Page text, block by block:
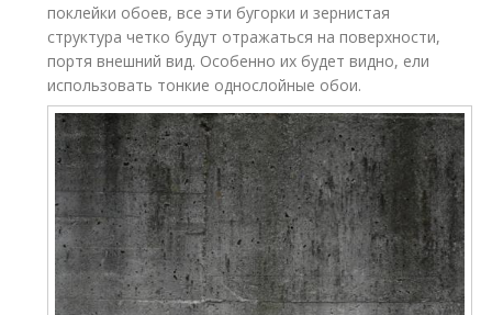
поклейки обоев, все эти бугорки и зернистая
структура четко будут отражаться на поверхности,
портя внешний вид. Особенно их будет видно, ели
использовать тонкие однослойные обои.